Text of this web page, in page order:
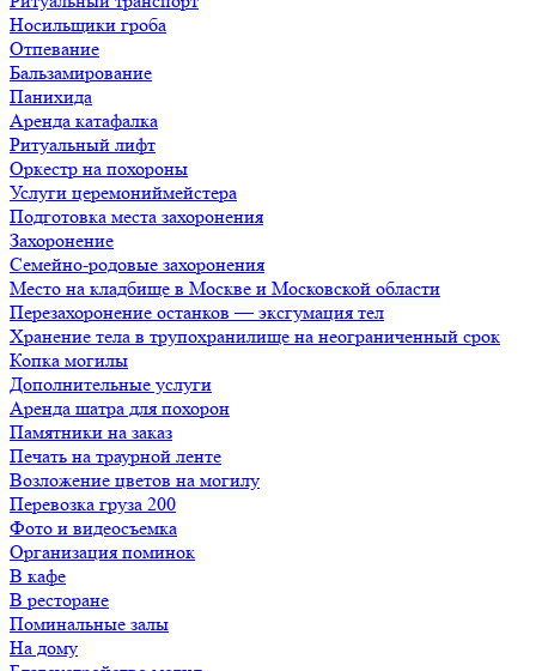
Носильщики гроба
Отпевание
Бальзамирование
Панихида
Аренда катафалка
Ритуальный лифт
Оркестр на похороны
Услуги церемониймейстера
Подготовка места захоронения
Захоронение
Семейно-родовые захоронения
Место на кладбище в Москве и Московской области
Перезахоронение останков — эксгумация тел
Хранение тела в трупохранилище на неограниченный срок
Копка могилы
Дополнительные услуги
Аренда шатра для похорон
Памятники на заказ
Печать на траурной ленте
Возложение цветов на могилу
Перевозка груза 200
Фото и видеосъемка
Организация поминок
В кафе
В ресторане
Поминальные залы
На дому